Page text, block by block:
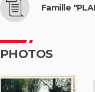
Famille
PHOTOS